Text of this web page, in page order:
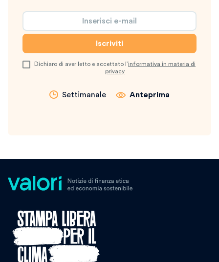
Dichiaro di aver letto e accettato l’informativa in materia di
privacy
Settimanale Anteprima